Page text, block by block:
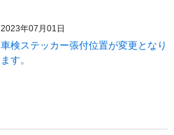
2023年07月01日
車検ステッカー張付位置が変更となり
ます。